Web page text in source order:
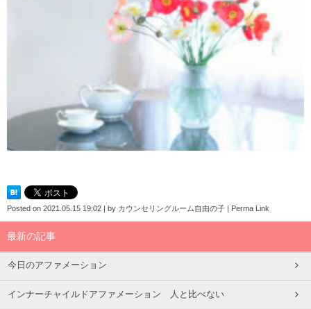
Posted on 2021.05.15 19:02 | by カウンセリングルーム自由の子 | Perma Link
最新の記事
今日のアファメーション
インナーチャイルドアファメーション 人と比べない